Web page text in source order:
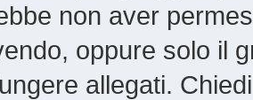
non aver
oppure solo il
allegati.